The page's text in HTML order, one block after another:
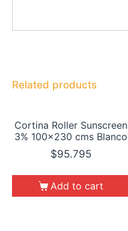
Related products
Cortina Roller Sunscreen
3% 100×230 cms Blanco
$95.795
Add to cart